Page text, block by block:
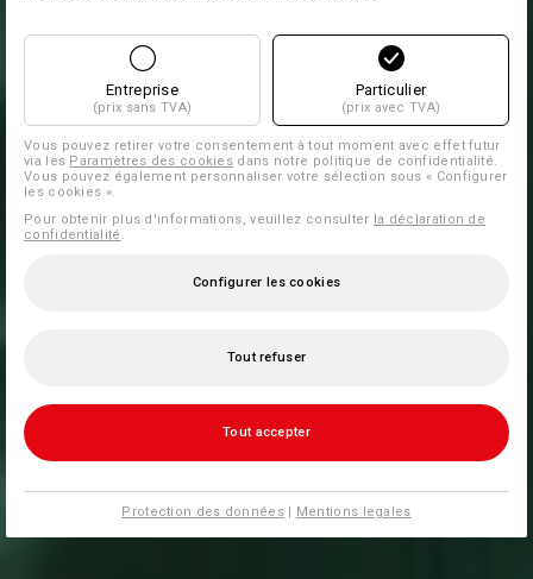
Entreprise
(prix sans TVA)
Particulier
(prix avec TVA)
Vous pouvez retirer votre consentement à tout moment avec effet futur
via les Paramètres des cookies dans notre politique de confidentialité.
Vous pouvez également personnaliser votre sélection sous « Configurer
les cookies ».
Pour obtenir plus d'informations, veuillez consulter la déclaration de
confidentialité .
Configurer les cookies
Tout refuser
Tout accepter
Protection des données| Mentions legales